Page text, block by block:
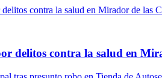
delitos contra la salud en